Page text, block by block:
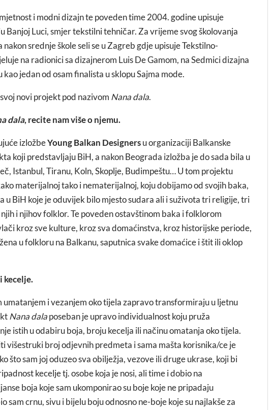
i modni dizajn te poveden time 2004. godine upisuje
Banjoj Luci, smjer tekstilni tehničar. Za vrijeme svog školovanja
srednje škole seli se u Zagreb gdje upisuje Tekstilno-
na radionici sa dizajnerom Luis De Gamom, na Sedmici dizajna
jedan od osam finalista u sklopu Sajma mode.
novi projekt pod nazivom Nana dala.
dala, recite nam više o njemu.
izložbeYoung Balkan Designersu organizaciji Balkanske
koji predstavljaju BiH, a nakon Beograda izložba je do sada bila u
Istanbul, Tiranu, Koln, Skoplje, Budimpeštu… U tom projektu
materijalnoj tako i nematerijalnoj, koju dobijamo od svojih baka,
u BiH koje je oduvijek bilo mjesto sudara ali i suživota tri religije, tri
i njihov folklor. Te poveden ostavštinom baka i folklorom
kroz sve kulture, kroz sva domaćinstva, kroz historijske periode,
u folkloru na Balkanu, saputnica svake domaćice i štit ili oklop
kecelje.
umatanjem i vezanjem oko tijela zapravo transformiraju u ljetnu
Nana dalaposeban je upravo individualnost koju pruža
istih u odabiru boja, broju kecelja ili načinu omatanja oko tijela.
višestruki broj odjevnih predmeta i sama mašta korisnika/ce je
što sam joj oduzeo sva obilježja, vezove ili druge ukrase, koji bi
kecelje tj. osobe koja je nosi, ali time i dobio na
boja koje sam ukomponirao su boje koje ne pripadaju
crnu, sivu i bijelu boju odnosno ne-boje koje su najlakše za